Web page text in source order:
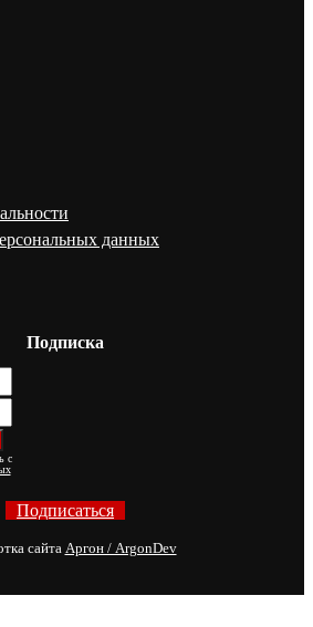
данных
Подписка
с
Подписаться
сайта Аргон / ArgonDev